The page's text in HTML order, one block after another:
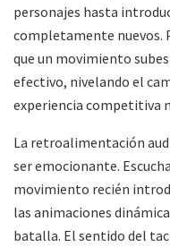
personajes hasta
completamente nuevos.
que un movimiento
efectivo, nivelando el
experiencia competitiva
La retroalimentación
ser emocionante.
movimiento recién
las animaciones
batalla. El sentido del